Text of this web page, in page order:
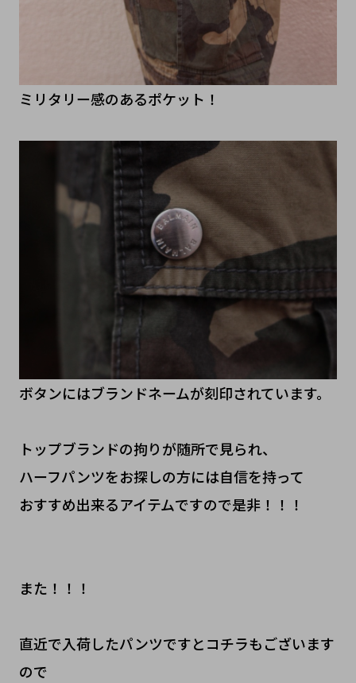
ミリタリー感のあるポケット！
ボタンにはブランドネームが刻印されています。
トップブランドの拘りが随所で見られ、
ハーフパンツをお探しの方には自信を持って
おすすめ出来るアイテムですので是非！！！
また！！！
直近で入荷したパンツですとコチラもございます
ので